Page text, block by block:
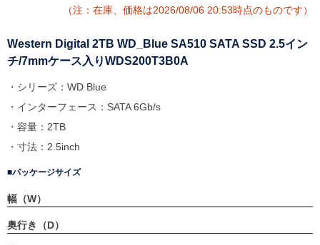
（注：在庫、価格は2026/08/06 20:53時点のものです）
Western Digital 2TB WD_Blue SA510 SATA SSD 2.5イン
チ/7mmケース入りWDS200T3B0A
・シリーズ：WD Blue
・インターフェース：SATA 6Gb/s
・容量：2TB
・寸法：2.5inch
パッケージサイズ
幅（W）
奥行き（D）